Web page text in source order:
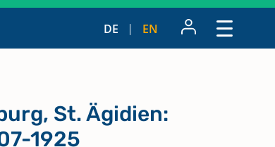
DE EN
St. Ägidien:
1925